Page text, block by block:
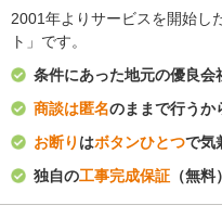
2001年よりサービスを開始し
ト」です。
条件にあった地元の優良会
商談は匿名のままで行うか
お断り はボタンひとつで気
独自の工事完成保証 （無料）